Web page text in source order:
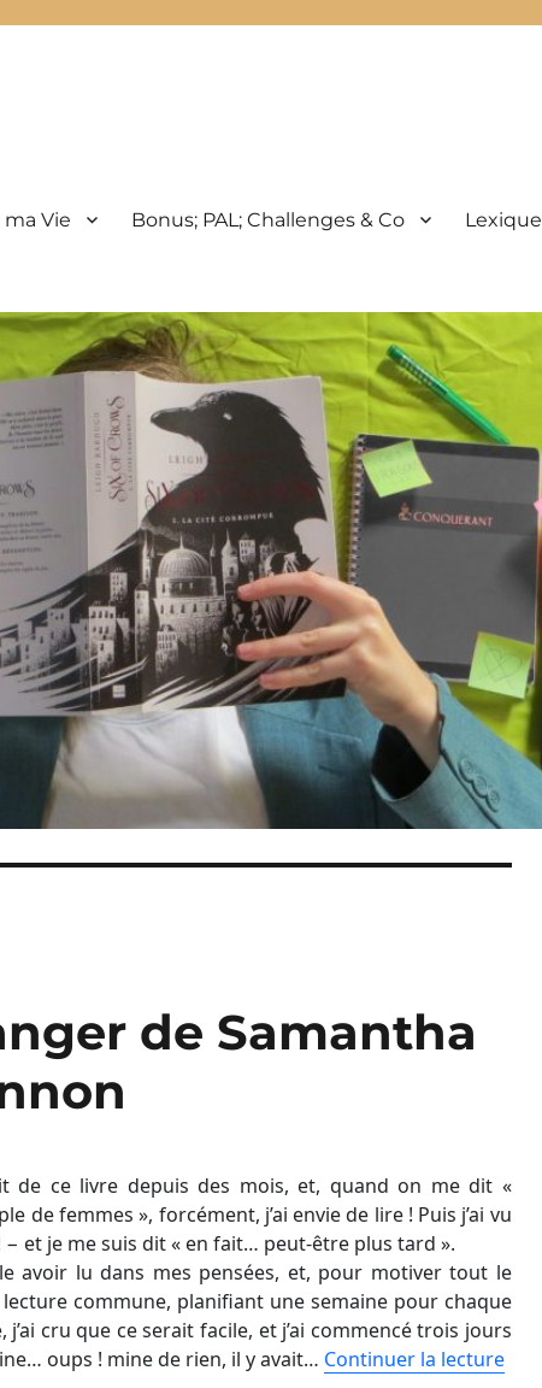
Vie Bonus; PAL; Challenges & Co Lexique
de Samantha
de ce livre depuis des mois, et, quand on me dit «
de femmes », forcément, j’ai envie de lire ! Puis j’ai vu
− et je me suis dit « en fait… peut-être plus tard ».
avoir lu dans mes pensées, et, pour motiver tout le
commune, planifiant une semaine pour chaque
j’ai cru que ce serait facile, et j’ai commencé trois jours
oups ! mine de rien, il y avait… Continuer la lecture